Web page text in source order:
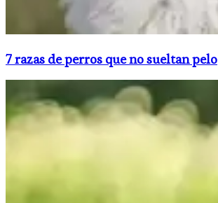
7 razas de perros que no sueltan pelo